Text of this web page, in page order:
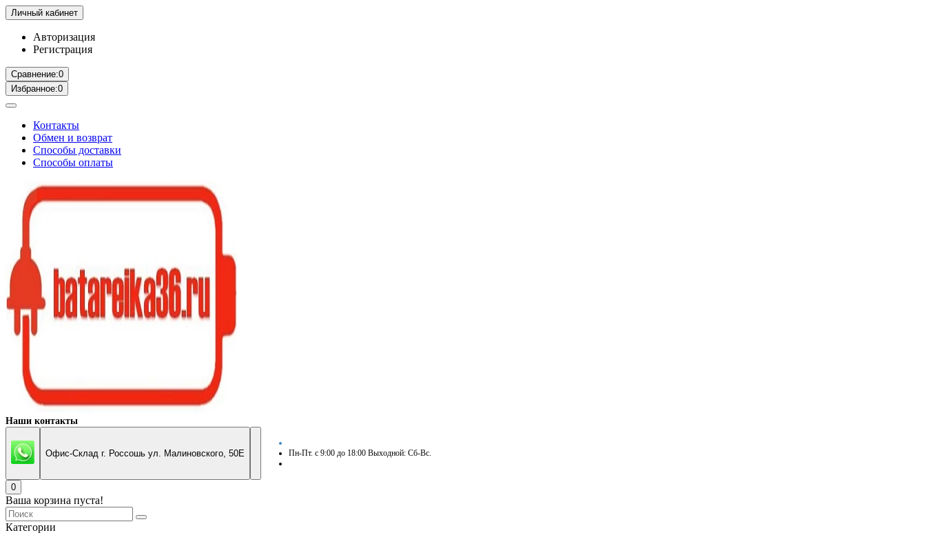
Личный кабинет
Авторизация
Регистрация
Сравнение:0
Избранное:0
Контакты
Обмен и возврат
Способы доставки
Способы оплаты
Наши контакты
Офис-Склад г. Россошь ул. Малиновского, 50Е Пн-Пт. с 9:00 до 18:00 Выходной: Сб-Вс.
0
Ваша корзина пуста!
Категории